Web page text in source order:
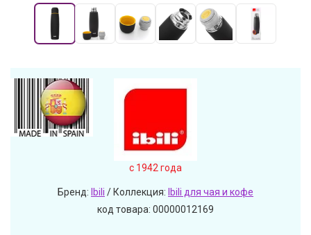
c 1942 года
Бренд: Ibili / Коллекция: Ibili для чая и кофе
код товара: 00000012169